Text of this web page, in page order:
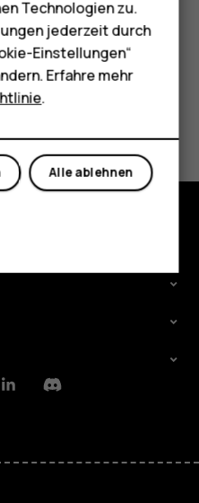
LinkedinDiscord
Technologien zu.
jederzeit durch
Einstellungen“
Erfahre mehr
.
Alle ablehnen